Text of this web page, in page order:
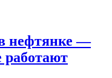
нефтянке —
работают